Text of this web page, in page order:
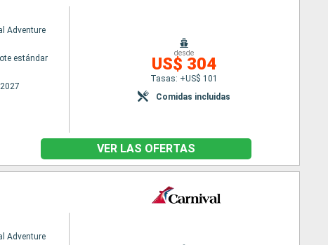
Adventure
estándar
desde
US$ 304
Tasas: +US$ 101
Comidas incluidas
VER LAS OFERTAS
Adventure